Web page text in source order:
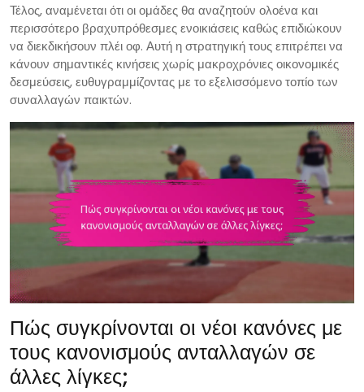
Τέλος, αναμένεται ότι οι ομάδες θα αναζητούν ολοένα και
περισσότερο βραχυπρόθεσμες ενοικιάσεις καθώς επιδιώκουν
να διεκδικήσουν πλέι οφ. Αυτή η στρατηγική τους επιτρέπει να
κάνουν σημαντικές κινήσεις χωρίς μακροχρόνιες οικονομικές
δεσμεύσεις, ευθυγραμμίζοντας με το εξελισσόμενο τοπίο των
συναλλαγών παικτών.
Πώς συγκρίνονται οι νέοι κανόνες με
τους κανονισμούς ανταλλαγών σε
άλλες λίγκες;